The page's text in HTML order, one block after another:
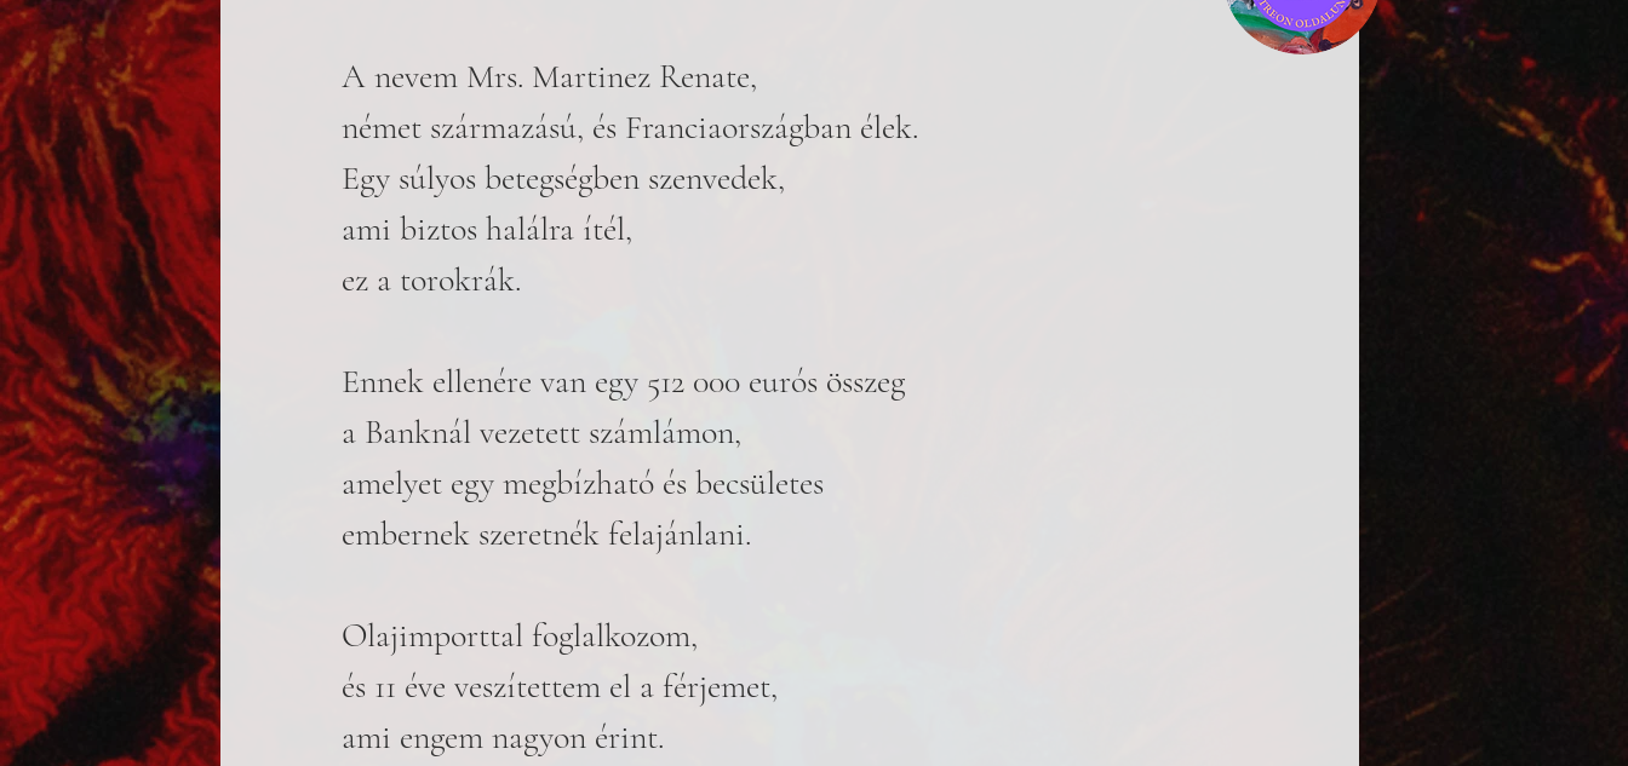
A nevem Mrs. Martinez Renate,
német származású, és Franciaországban élek.
Egy súlyos betegségben szenvedek,
ami biztos halálra ítél,
ez a torokrák.
Ennek ellenére van egy 512 000 eurós összeg
a Banknál vezetett számlámon,
amelyet egy megbízható és becsületes
embernek szeretnék felajánlani.
Olajimporttal foglalkozom,
és 11 éve veszítettem el a férjemet,
ami engem nagyon érint.